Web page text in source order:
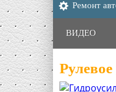
Ремонт
ВИДЕО